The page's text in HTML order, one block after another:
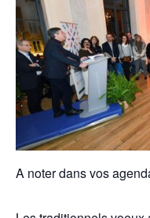
A noter dans vos